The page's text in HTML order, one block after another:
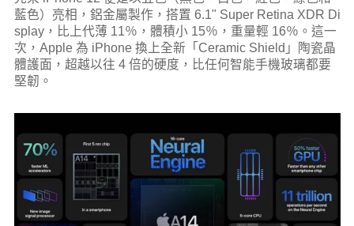
藍色）亮相，鋁金屬製作，搭置 6.1" Super Retina XDR Di
splay，比上代薄 11％，體積小 15％，重量輕 16％。這一
次，Apple 為 iPhone 換上全新「Ceramic Shield」陶瓷晶
體護面，超越以往 4 倍的硬度，比任何智能手機玻璃都要
堅韌。